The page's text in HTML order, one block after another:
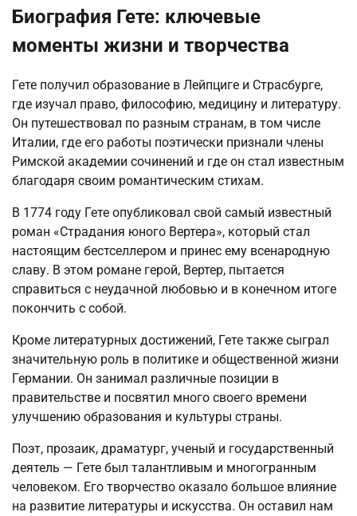
Биография Гете: ключевые
моменты жизни и творчества
Гете получил образование в Лейпциге и Страсбурге,
где изучал право, философию, медицину и литературу.
Он путешествовал по разным странам, в том числе
Италии, где его работы поэтически признали члены
Римской академии сочинений и где он стал известным
благодаря своим романтическим стихам.
В 1774 году Гете опубликовал свой самый известный
роман «Страдания юного Вертера», который стал
настоящим бестселлером и принес ему всенародную
славу. В этом романе герой, Вертер, пытается
справиться с неудачной любовью и в конечном итоге
покончить с собой.
Кроме литературных достижений, Гете также сыграл
значительную роль в политике и общественной жизни
Германии. Он занимал различные позиции в
правительстве и посвятил много своего времени
улучшению образования и культуры страны.
Поэт, прозаик, драматург, ученый и государственный
деятель — Гете был талантливым и многогранным
человеком. Его творчество оказало большое влияние
на развитие литературы и искусства. Он оставил нам